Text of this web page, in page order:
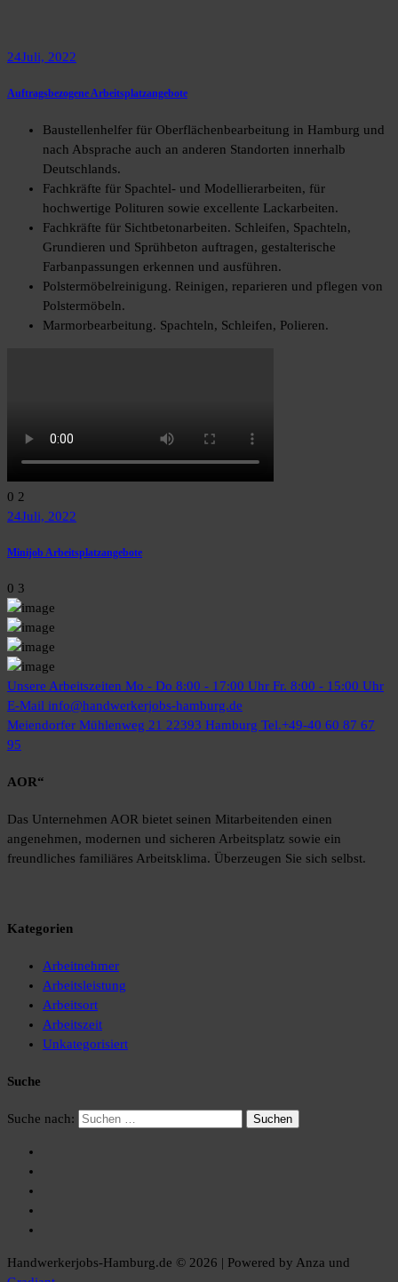
24Juli, 2022
Auftragsbezogene Arbeitsplatzangebote
Baustellenhelfer für Oberflächenbearbeitung in Hamburg und
nach Absprache auch an anderen Standorten innerhalb
Deutschlands.
Fachkräfte für Spachtel- und Modellierarbeiten, für
hochwertige Polituren sowie excellente Lackarbeiten.
Fachkräfte für Sichtbetonarbeiten. Schleifen, Spachteln,
Grundieren und Sprühbeton auftragen, gestalterische
Farbanpassungen erkennen und ausführen.
Polstermöbelreinigung. Reinigen, reparieren und pflegen von
Polstermöbeln.
Marmorbearbeitung. Spachteln, Schleifen, Polieren.
0 2
24Juli, 2022
Minijob Arbeitsplatzangebote
0 3
Unsere Arbeitszeiten Mo - Do 8:00 - 17:00 Uhr Fr. 8:00 - 15:00 Uhr
E-Mail info@handwerkerjobs-hamburg.de
Meiendorfer Mühlenweg 21 22393 Hamburg Tel.+49-40 60 87 67
95
AOR“
Das Unternehmen AOR bietet seinen Mitarbeitenden einen
angenehmen, modernen und sicheren Arbeitsplatz sowie ein
freundliches familiäres Arbeitsklima. Überzeugen Sie sich selbst.
Kategorien
Arbeitnehmer
Arbeitsleistung
Arbeitsort
Arbeitszeit
Unkategorisiert
Suche
Suche nach:
Handwerkerjobs-Hamburg.de © 2026 | Powered by Anza und